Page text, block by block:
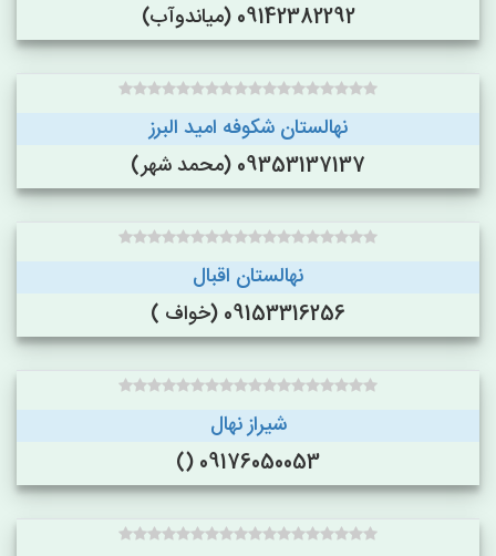
09142382292 (میاندوآب)
نهالستان شکوفه امید البرز
09353137137 (محمد شهر)
نهالستان اقبال
09153316256 (خواف )
شیراز نهال
09176050053 ()